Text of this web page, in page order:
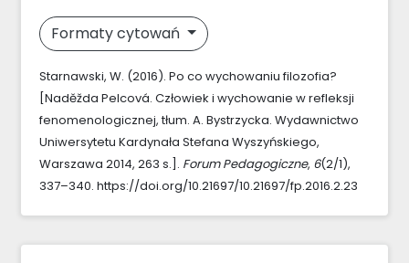
Formaty cytowań
Starnawski, W. (2016). Po co wychowaniu filozofia?
[Naděžda Pelcová. Człowiek i wychowanie w refleksji
fenomenologicznej, tłum. A. Bystrzycka. Wydawnictwo
Uniwersytetu Kardynała Stefana Wyszyńskiego,
Warszawa 2014, 263 s.]. Forum Pedagogiczne, 6(2/1),
337–340. https://doi.org/10.21697/10.21697/fp.2016.2.23